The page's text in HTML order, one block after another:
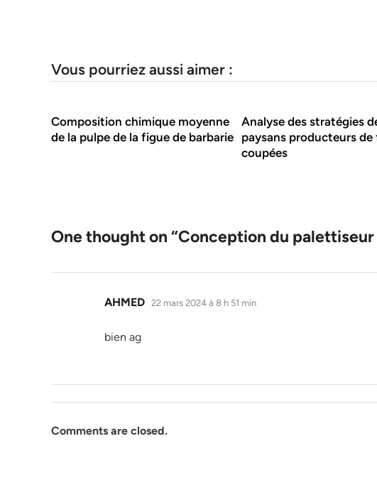
Vous pourriez aussi aimer :
Composition chimique moyenne
de la pulpe de la figue de barbarie
Analyse des stratégies
paysans producteurs de
coupées
One thought on “Conception du
AHMED dit :
22 mars 2024 à 8 h 51 min
bien ag
Comments are closed.